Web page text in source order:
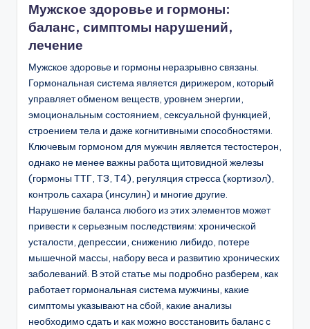
Мужское здоровье и гормоны:
баланс, симптомы нарушений,
лечение
Мужское здоровье и гормоны неразрывно связаны.
Гормональная система является дирижером, который
управляет обменом веществ, уровнем энергии,
эмоциональным состоянием, сексуальной функцией,
строением тела и даже когнитивными способностями.
Ключевым гормоном для мужчин является тестостерон,
однако не менее важны работа щитовидной железы
(гормоны ТТГ, Т3, Т4), регуляция стресса (кортизол),
контроль сахара (инсулин) и многие другие.
Нарушение баланса любого из этих элементов может
привести к серьезным последствиям: хронической
усталости, депрессии, снижению либидо, потере
мышечной массы, набору веса и развитию хронических
заболеваний. В этой статье мы подробно разберем, как
работает гормональная система мужчины, какие
симптомы указывают на сбой, какие анализы
необходимо сдать и как можно восстановить баланс с